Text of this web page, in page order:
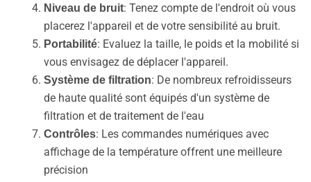
Niveau de bruit: Tenez compte de l'endroit où vous
placerez l'appareil et de votre sensibilité au bruit.
Portabilité: Evaluez la taille, le poids et la mobilité si
vous envisagez de déplacer l'appareil.
Système de filtration: De nombreux refroidisseurs
de haute qualité sont équipés d'un système de
filtration et de traitement de l'eau
Contrôles: Les commandes numériques avec
affichage de la température offrent une meilleure
précision